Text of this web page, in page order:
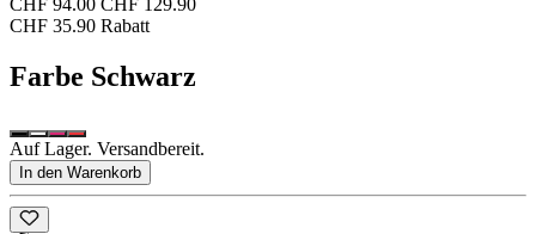
CHF 94.00 CHF 129.90
CHF 35.90 Rabatt
Farbe Schwarz
Auf Lager. Versandbereit.
In den Warenkorb